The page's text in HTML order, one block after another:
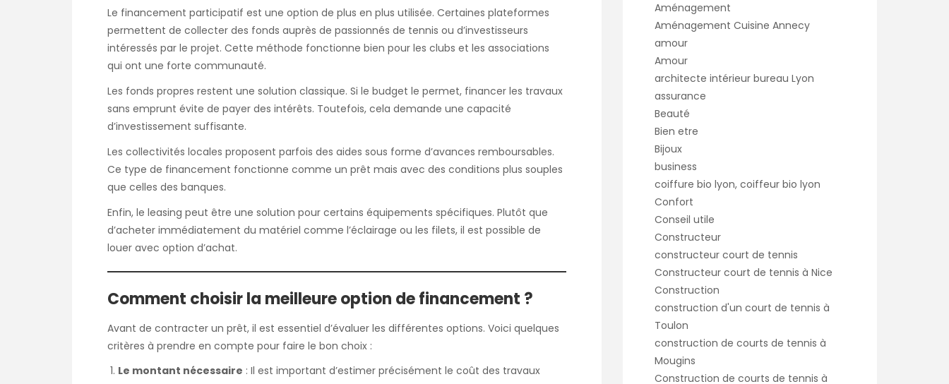
Le financement participatif est une option de plus en plus utilisée. Certaines plateformes
permettent de collecter des fonds auprès de passionnés de tennis ou d’investisseurs
intéressés par le projet. Cette méthode fonctionne bien pour les clubs et les associations
qui ont une forte communauté.
Les fonds propres restent une solution classique. Si le budget le permet, financer les travaux
sans emprunt évite de payer des intérêts. Toutefois, cela demande une capacité
d’investissement suffisante.
Les collectivités locales proposent parfois des aides sous forme d’avances remboursables.
Ce type de financement fonctionne comme un prêt mais avec des conditions plus souples
que celles des banques.
Enfin, le leasing peut être une solution pour certains équipements spécifiques. Plutôt que
d’acheter immédiatement du matériel comme l’éclairage ou les filets, il est possible de
louer avec option d’achat.
Comment choisir la meilleure option de financement ?
Avant de contracter un prêt, il est essentiel d’évaluer les différentes options. Voici quelques
critères à prendre en compte pour faire le bon choix :
Le montant nécessaire : Il est important d’estimer précisément le coût des travaux
Aménagement
Aménagement Cuisine Annecy
amour
Amour
architecte intérieur bureau Lyon
assurance
Beauté
Bien etre
Bijoux
business
coiffure bio lyon, coiffeur bio lyon
Confort
Conseil utile
Constructeur
constructeur court de tennis
Constructeur court de tennis à Nice
Construction
construction d'un court de tennis à
Toulon
construction de courts de tennis à
Mougins
Construction de courts de tennis à